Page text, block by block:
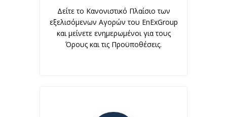
Δείτε το Κανονιστικό Πλαίσιο των
εξελισόμενων Αγορών του EnExGroup
και μείνετε ενημερωμένοι για τους
Όρους και τις Προϋποθέσεις.